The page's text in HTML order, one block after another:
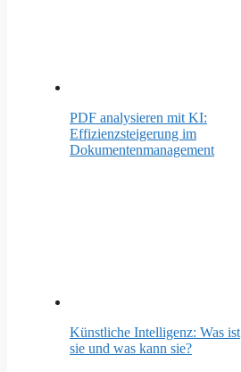
PDF analysieren mit KI:
Effizienzsteigerung im
Dokumentenmanagement
Künstliche Intelligenz: Was ist
sie und was kann sie?